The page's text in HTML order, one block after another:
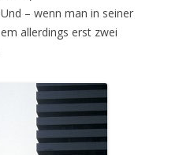
– wenn man in seiner
allerdings erst zwei